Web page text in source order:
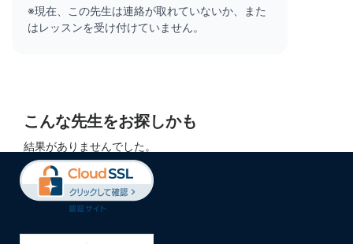
※現在、この先生は連絡が取れていないか、また
はレッスンを受け付けていません。
こんな先生をお探しかも
結果がありませんでした。